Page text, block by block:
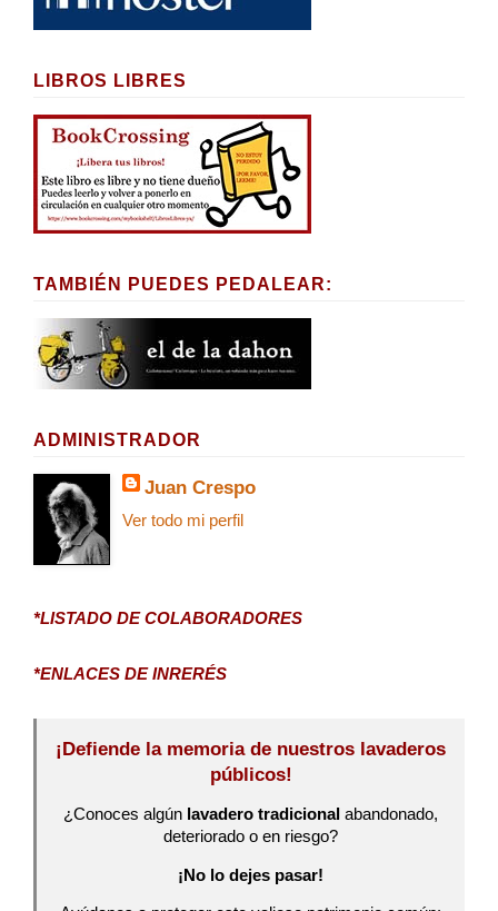
LIBROS LIBRES
TAMBIÉN PUEDES PEDALEAR:
ADMINISTRADOR
Juan Crespo
Ver todo mi perfil
*LISTADO DE COLABORADORES
*ENLACES DE INRERÉS
¡Defiende la memoria de nuestros lavaderos
públicos!
¿Conoces algún lavadero tradicional abandonado,
deteriorado o en riesgo?
¡No lo dejes pasar!